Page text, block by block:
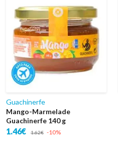
Guachinerfe
Mango-Marmelade
Guachinerfe 140 g
1.46€ 1.62€ -10%